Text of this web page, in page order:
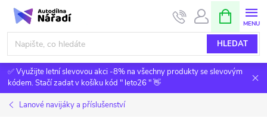
Přejít
obsah
HLEDAT
NÁKUPNÍ
KOŠÍK
✅ Využijte letní slevovou akci -8% na všechny produkty se slevovým
kódem. Stačí zadat v košíku kód " leto26 " 👋
Lanové navijáky a příslušenství